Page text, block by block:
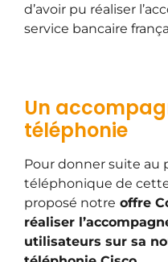
d’avoir pu réaliser
service bancaire
Un
téléphonie
Pour donner suite au
téléphonique de
proposé notre offre
réaliser
utilisateurs sur sa